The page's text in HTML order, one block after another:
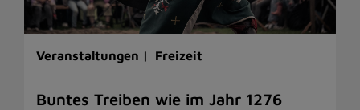
Veranstaltungen | Freizeit
Buntes Treiben wie im Jahr 1276